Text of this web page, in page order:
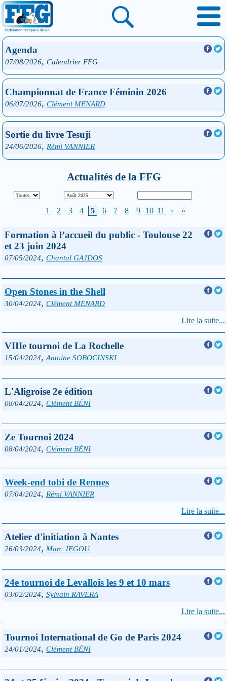
Agenda
07/08/2026, Calendrier FFG
Championnat de France Féminin 2026
06/07/2026, Clément MENARD
Sortie du livre Tesuji
24/06/2026, Rémi VANNIER
Actualités de la FFG
1 2 3 4 5 6 7 8 9 10 11 › »
Formation à l’accueil du public - Toulouse 22
et 23 juin 2024
07/05/2024, Chantal GAJDOS
Open Stones in the Shell
30/04/2024, Clément MENARD
Lire la suite...
VIIIe tournoi de La Rochelle
15/04/2024,Antoine SOBOCINSKI
L'Aligroise 2e édition
08/04/2024, Clément BÉNI
Ze Tournoi 2024
08/04/2024, Clément BÉNI
Week-end tobi de Rennes
07/04/2024, Rémi VANNIER
Lire la suite...
Atelier d'initiation à Nantes
26/03/2024, Marc JEGOU
24e tournoi de Levallois les 9 et 10 mars
03/02/2024, Sylvain RAVERA
Lire la suite...
Tournoi International de Go de Paris 2024
24/01/2024, Clément BÉNI